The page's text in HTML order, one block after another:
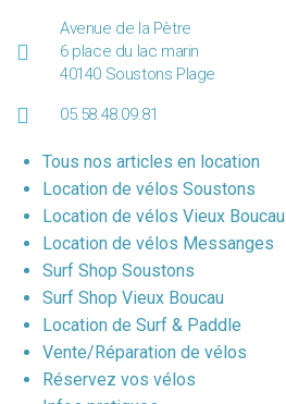
Avenue de la Pètre
6 place du lac marin
40140 Soustons Plage
05.58.48.09.81
Tous nos articles en location
Location de vélos Soustons
Location de vélos Vieux Boucau
Location de vélos Messanges
Surf Shop Soustons
Surf Shop Vieux Boucau
Location de Surf & Paddle
Vente/Réparation de vélos
Réservez vos vélos